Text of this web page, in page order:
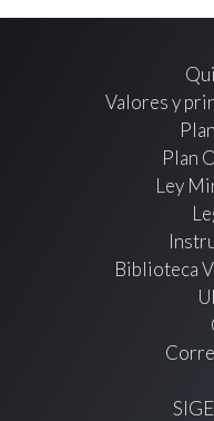
Valores y
Plan
Ley
Biblioteca